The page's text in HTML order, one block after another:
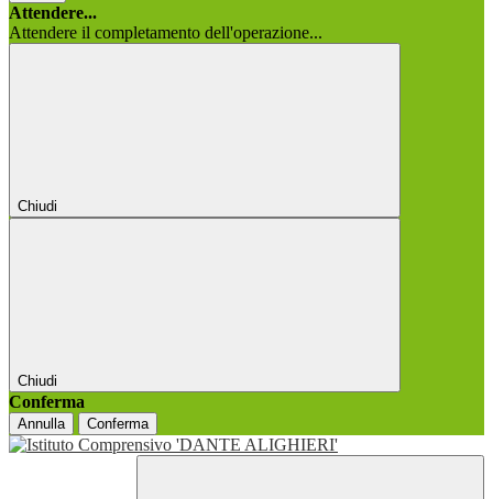
Attendere...
Attendere il completamento dell'operazione...
Chiudi
Chiudi
Conferma
Annulla Conferma